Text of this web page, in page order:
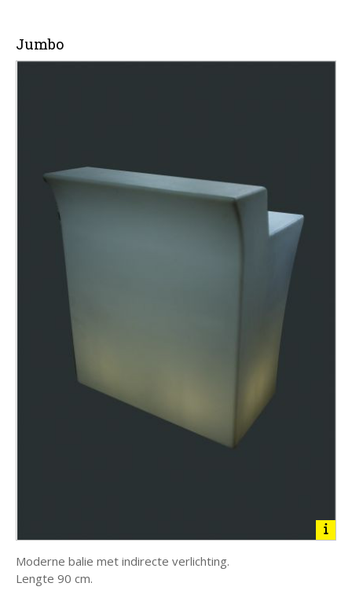
Jumbo
Moderne balie met indirecte verlichting.
Lengte 90 cm.